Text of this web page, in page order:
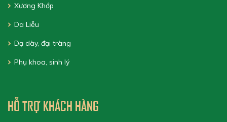
Xương Khớp
Da Liễu
Dạ dày, đại tràng
Phụ khoa, sinh lý
HỖ TRỢ KHÁCH HÀNG